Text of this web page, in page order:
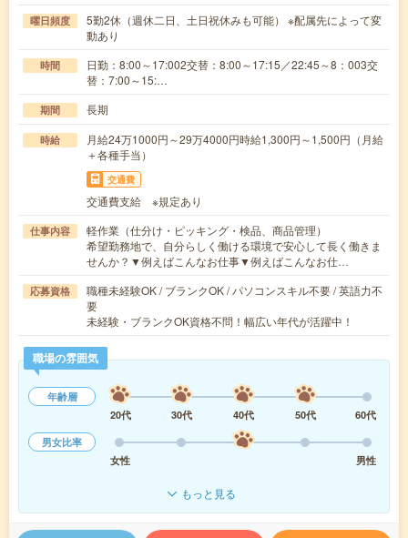
曜日頻度
5勤2休（週休二日、土日祝休みも可能） ※配属先によって変
動あり
時間
日勤：8:00～17:002交替：8:00～17:15／22:45～8：003交
替：7:00～15:…
期間 長期
時給
月給24万1000円～29万4000円時給1,300円～1,500円（月給
＋各種手当）
交通費
交通費支給 ※規定あり
仕事内容
軽作業（仕分け・ピッキング・検品、商品管理）
希望勤務地で、自分らしく働ける環境で安心して長く働きま
せんか？▼例えばこんなお仕事▼例えばこんなお仕…
応募資格
職種未経験OK / ブランクOK / パソコンスキル不要 / 英語力不
要
未経験・ブランクOK資格不問！幅広い年代が活躍中！
職場の雰囲気
年齢層
20代
30代 40代 50代
60代
男女比率
女性
男性
もっと見る